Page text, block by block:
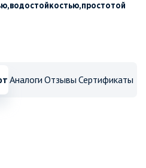
Аналоги Отзывы Сертификаты